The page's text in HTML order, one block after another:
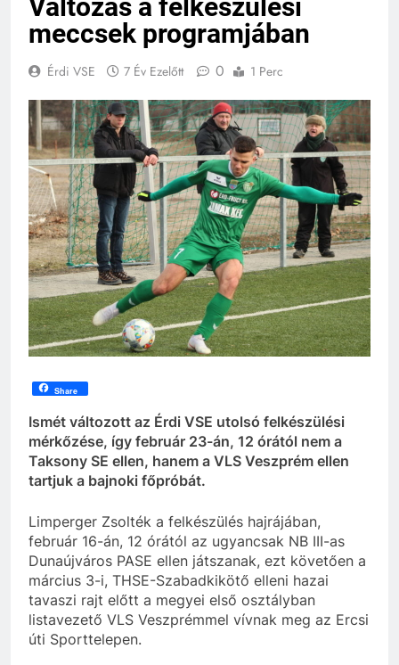
Változás a felkészülési
meccsek programjában
Érdi VSE 7 Év Ezelőtt 0 1 Perc
Share
Ismét változott az Érdi VSE utolsó felkészülési
mérkőzése, így február 23-án, 12 órától nem a
Taksony SE ellen, hanem a VLS Veszprém ellen
tartjuk a bajnoki főpróbát.
Limperger Zsolték a felkészülés hajrájában,
február 16-án, 12 órától az ugyancsak NB III-as
Dunaújváros PASE ellen játszanak, ezt követően a
március 3-i, THSE-Szabadkikötő elleni hazai
tavaszi rajt előtt a megyei első osztályban
listavezető VLS Veszprémmel vívnak meg az Ercsi
úti Sporttelepen.